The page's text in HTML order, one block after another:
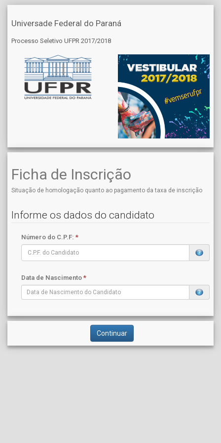
Universade Federal do Paraná
Processo Seletivo UFPR 2017/2018
Ficha de Inscrição
Situação de homologação quanto ao pagamento da taxa de inscrição
Informe os dados do candidato
Número do C.P.F: *
Data de Nascimento *
Continuar